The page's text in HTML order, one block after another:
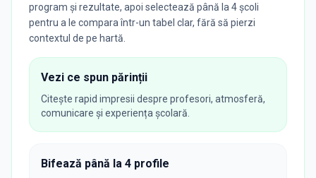
program și rezultate, apoi selectează până la 4 școli
pentru a le compara într-un tabel clar, fără să pierzi
contextul de pe hartă.
Vezi ce spun părinții
Citește rapid impresii despre profesori, atmosferă,
comunicare și experiența școlară.
Bifează până la 4 profile